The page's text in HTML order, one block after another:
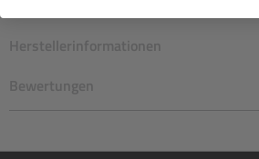
Herstellerinformationen
Bewertungen